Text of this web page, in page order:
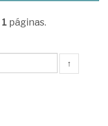
1 páginas.
↑